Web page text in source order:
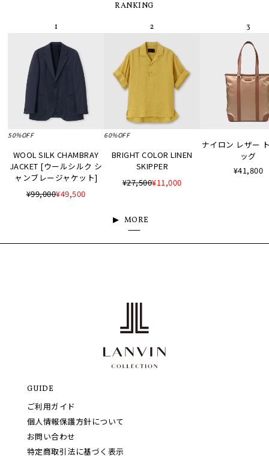
RANKING
50%OFF
WOOL SILK CHAMBRAY
JACKET [ウールシルク シ
ャンブレージャケット]
¥99,000¥49,500
60%OFF
BRIGHT COLOR LINEN
SKIPPER
¥27,500¥11,000
ナイロン レザー
ッグ
¥41,800
MORE
GUIDE
ご利用ガイド
個人情報保護方針について
お問い合わせ
特定商取引法に基づく表示